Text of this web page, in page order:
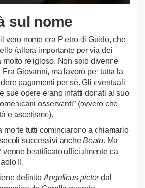
sul nome
vero nome era Pietro di Guido, che
(allora importante per via dei
molto religioso. Non solo divenne
Fra Giovanni, ma lavorò per tutta la
pagamenti per sè. Gli eventuali
sue opere erano infatti donati al suo
osservanti” (ovvero che
e ascetismo).
morte tutti cominciarono a chiamarlo
successivi anche Beato. Ma
venne beatificato ufficialmente da
II.
definito Angelicus pictordal